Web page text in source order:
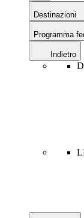
Destinazioni
Programma
Indietro